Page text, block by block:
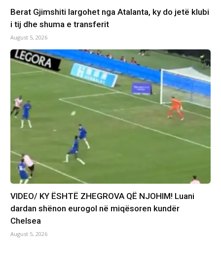
Berat Gjimshiti largohet nga Atalanta, ky do jetë klubi
i tij dhe shuma e transferit
August 5, 2026
VIDEO/ KY ËSHTË ZHEGROVA QË NJOHIM! Luani
dardan shënon eurogol në miqësoren kundër
Chelsea
August 5, 2026